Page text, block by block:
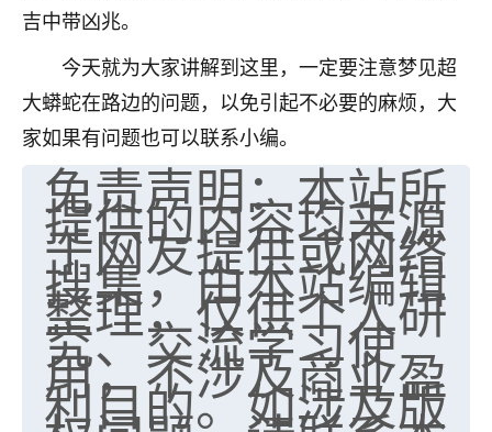
吉中带凶兆。
今天就为大家讲解到这里，一定要注意梦见超
大蟒蛇在路边的问题，以免引起不必要的麻烦，大
家如果有问题也可以联系小编。
免责声明：本站所
提供的内容均来源
于网友提供或网络
搜集，由本站编辑
整理，仅供个人研
究、交流学习使
用，不涉及商业盈
利目的。如涉及版
1天前 来自四川
金白水清
我也想找老师看看，有没有人给个联系方式的啊？
鹿森：慧来老师微信：gjsy0624
1天前 来自江西 12
青春168
我也想要，我也想要！
2天前 来自山西 15
Jessica李
老师做不做超度法事？我想给我奶奶做超度，她今年
刚去世了。